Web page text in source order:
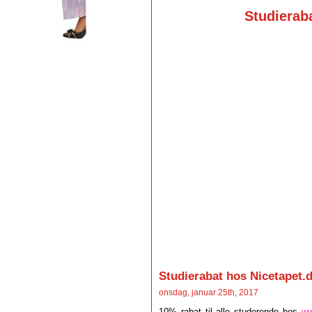
Studierabat hos
onsdag, januar 25th, 2017